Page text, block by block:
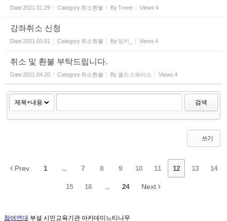
Date2021.01.29 Category 취소환불 ByTreee Views 4
강좌취소 신청
Date2021.03.01 Category 취소환불 By 밍키_ Views 4
취소 및 환불 부탁드립니다.
Date2021.04.20 Category 취소환불 By 올드스파이스 Views 4
검색
쓰기
Prev 1 ... 7 8 9 10 11 12 13 14
15 16 ... 24 Next
참여연대 부설 시민교육기관 아카데미느티나무